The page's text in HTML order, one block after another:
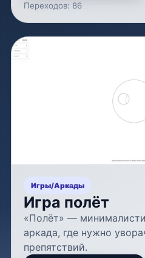
Переходов: 86
Игры/Аркады
Игра полёт
«Полёт» —
аркада, где нужно
препятствий.